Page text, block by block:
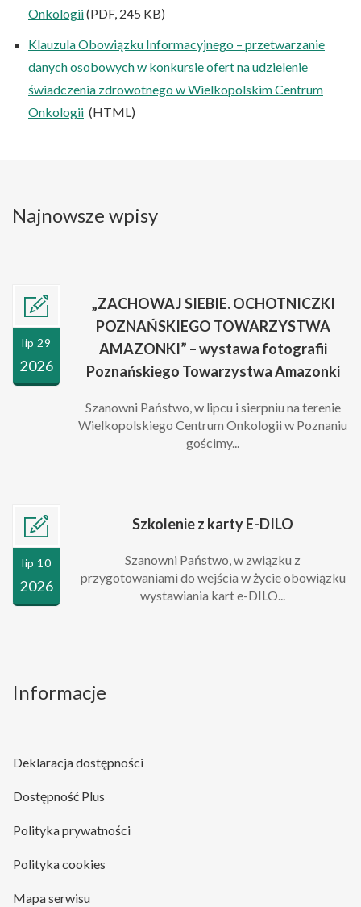
Onkologii(PDF, 245 KB)
Klauzula Obowiązku Informacyjnego – przetwarzanie
danych osobowych w konkursie ofert na udzielenie
świadczenia zdrowotnego w Wielkopolskim Centrum
Onkologii (HTML)
Najnowsze wpisy
lip 29
2026
„ZACHOWAJ SIEBIE. OCHOTNICZKI
POZNAŃSKIEGO TOWARZYSTWA
AMAZONKI” – wystawa fotografii
Poznańskiego Towarzystwa Amazonki
Szanowni Państwo, w lipcu i sierpniu na terenie
Wielkopolskiego Centrum Onkologii w Poznaniu
gościmy...
lip 10
2026
Szkolenie z karty E-DILO
Szanowni Państwo, w związku z
przygotowaniami do wejścia w życie obowiązku
wystawiania kart e-DILO...
Informacje
Deklaracja dostępności
Dostępność Plus
Polityka prywatności
Polityka cookies
Mapa serwisu